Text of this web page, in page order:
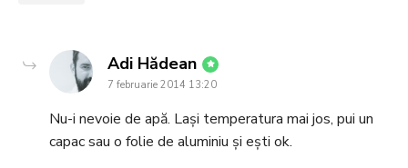
Adi Hădean says:
7 februarie 2014 13:20
Nu-i nevoie de apă. Lași temperatura mai jos, pui un
capac sau o folie de aluminiu și ești ok.